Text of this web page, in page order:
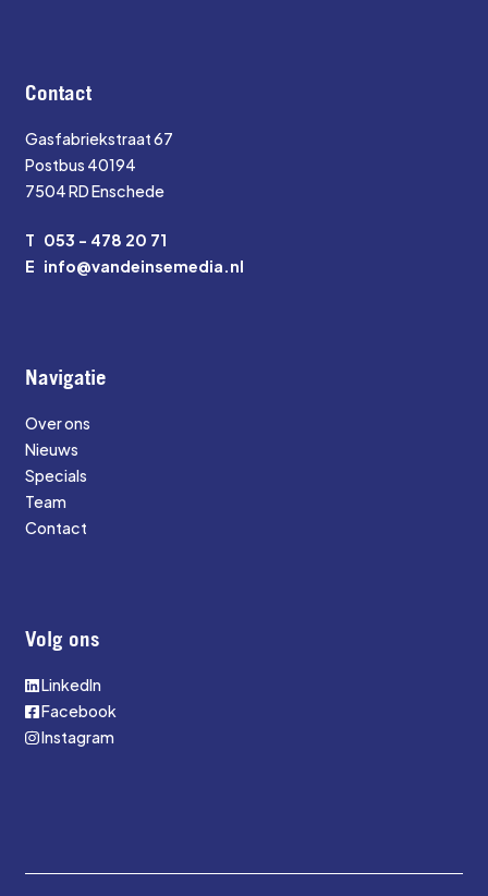
Contact
Gasfabriekstraat 67
Postbus 40194
7504 RD Enschede
T 053 - 478 20 71
E info@vandeinsemedia.nl
Navigatie
Over ons
Nieuws
Specials
Team
Contact
Volg ons
LinkedIn
Facebook
Instagram